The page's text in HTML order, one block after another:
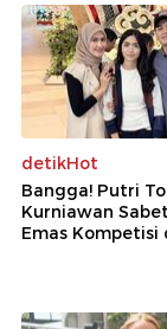
detikHot
Bangga! Putri
Kurniawan
Emas Kompetisi